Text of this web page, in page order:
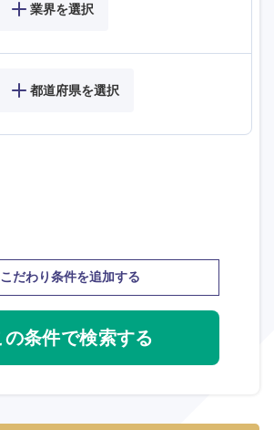
業界を選択
都道府県を選択
こだわり条件を追加する
選択する
選択する
選択する
選択する